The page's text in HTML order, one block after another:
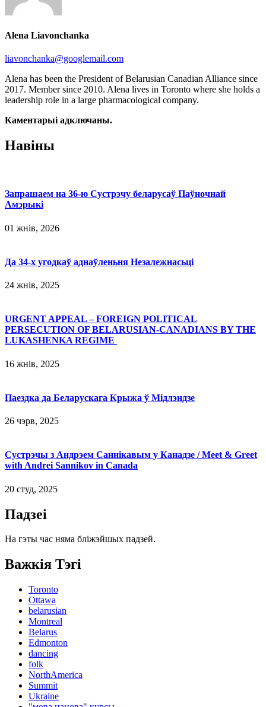
Alena Liavonchanka
liavonchanka@googlemail.com
Alena has been the President of Belarusian Canadian Alliance since
2017. Member since 2010. Alena lives in Toronto where she holds a
leadership role in a large pharmacological company.
Каментарыi адключаны.
Навіны
Запрашаем на 36-ю Сустрэчу беларусаў Паўночнай
Амэрыкі
01 жнів, 2026
Да 34-х угодкаў аднаўленьня Незалежнасьці
24 жнів, 2025
URGENT APPEAL – FOREIGN POLITICAL
PERSECUTION OF BELARUSIAN-CANADIANS BY THE
LUKASHENKA REGIME
16 жнів, 2025
Паездка да Беларускага Крыжа ў Мідлэндзе
26 чэрв, 2025
Сустрэчы з Андрэем Саннікавым у Канадзе / Meet & Greet
with Andrei Sannikov in Canada
20 студ, 2025
Падзеі
На гэты час няма бліжэйшых падзей.
Важкiя Тэгі
Toronto
Ottawa
belarusian
Montreal
Belarus
Edmonton
dancing
folk
NorthAmerica
Summit
Ukraine